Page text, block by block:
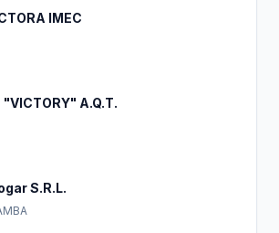
IMEC
"VICTORY" A.Q.T.
S.R.L.